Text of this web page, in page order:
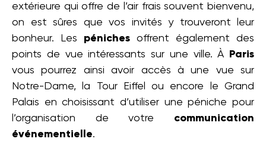
extérieure qui offre de l’air frais souvent bienvenu,
on est sûres que vos invités y trouveront leur
bonheur. Les péniches offrent également des
points de vue intéressants sur une ville. À
Paris
vous pourrez ainsi avoir accès à une vue sur
Notre-Dame, la Tour Eiffel ou encore le Grand
Palais en choisissant d’utiliser une péniche pour
l’organisation de votre communication
événementielle.